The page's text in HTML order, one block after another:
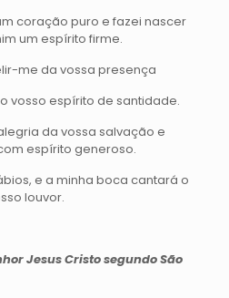
coração puro e fazei nascer
um espírito firme.
me da vossa presença
vosso espírito de santidade.
da vossa salvação e
espírito generoso.
e a minha boca cantará o
louvor.
Jesus Cristo segundo São